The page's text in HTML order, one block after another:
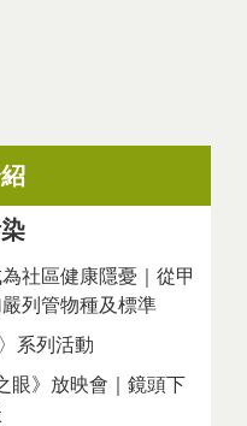
社區健康隱憂｜從甲
列管物種及標準
系列活動
眼》放映會｜鏡頭下